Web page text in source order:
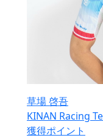
草場 啓吾
KINAN Racing
獲得ポイント